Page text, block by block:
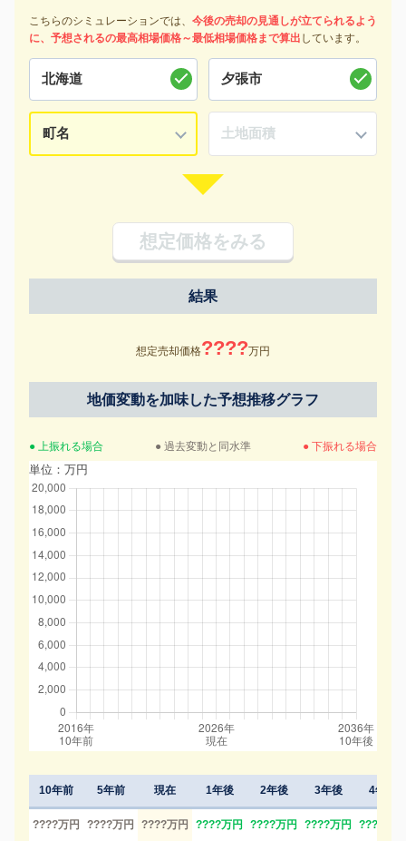
こちらのシミュレーションでは、 今後の売却の見通しが立てられるよう
に、予想されるの最高相場価格～最低相場価格まで算出 しています。
想定価格をみる
結果
想定売却価格????万円
地価変動を加味した予想推移グラフ
● 上振れる場合 ● 過去変動と同水準 ● 下振れる場合
単位：万円
10年前 5年前 現在
????万円 ????万円 ????万円
1年後 2年後 3年後 4年後
????万円 ????万円 ????万円 ????万円